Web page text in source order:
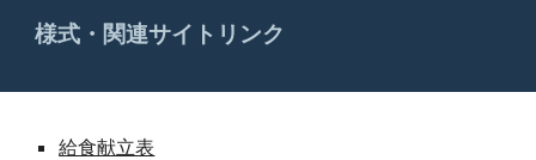
様式・関連サイトリンク
給食献立表